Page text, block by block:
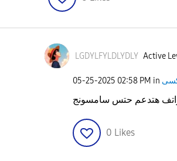
LGDYLFYLDLYDLY Active
‎05-25-2025 02:58 PM in
0 Likes